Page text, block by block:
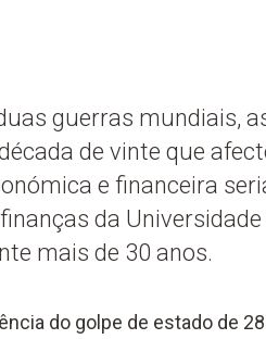
guerras mundiais,
de vinte que
e financeira
da
mais de 30 anos.
do golpe de estado de